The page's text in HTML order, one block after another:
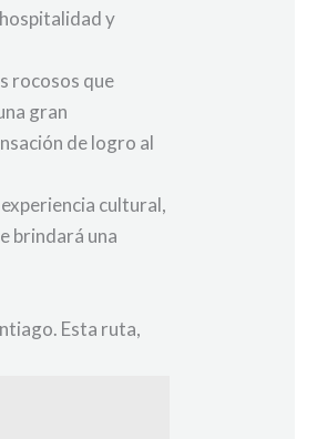
y
rocosos que
gran
de logro al
cultural,
brindará una
Esta ruta,